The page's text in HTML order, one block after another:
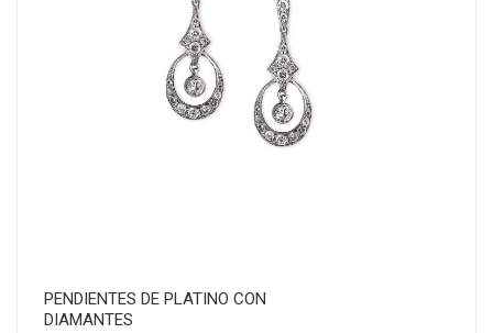
PENDIENTES DE PLATINO CON
DIAMANTES